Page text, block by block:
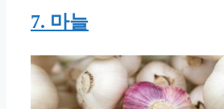
7. 마늘